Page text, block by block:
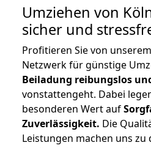
Umziehen von
sicher und
Profitieren Sie von
Netzwerk für günstige
Beiladung reibungslos
vonstattengeht. Dabei
besonderen Wert auf
Zuverlässigkeit. Die
Leistungen machen uns